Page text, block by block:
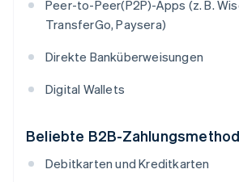
Peer-to-Peer(P2P)-Apps (z. B.
TransferGo, Paysera)
Direkte Banküberweisungen
Digital Wallets
Beliebte B2B-
Debitkarten und Kreditkarten